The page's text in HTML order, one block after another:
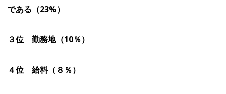
である（23%）
３位 勤務地（10％）
４位 給料（８％）